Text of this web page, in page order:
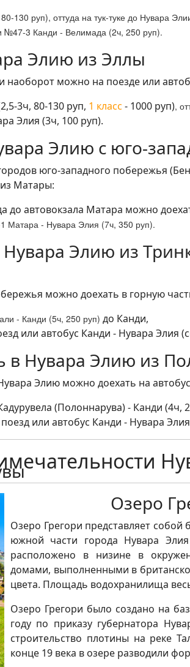
130 руп), оттуда на тук-туке до Нувара
№47-3 Канди - Велимада (2ч, 250 руп).
Элию из Эллы
наоборот можно на поезде или
3ч, 80-130 руп, 1 класс - 1000 руп),
Элия (3ч, 100 руп).
Элию с юго-
юго-западного побережья
Матары:
до автовокзала Матара можно
Матара - Нувара Элия (7ч, 350 руп).
Нувара Элию из
можно доехать в горную
- Канди (5ч, 250 руп) до Канди,
или автобус Канди - Нувара Элия
в Нувара Элию из
Элию можно доехать на
(Полоннарува) - Канди (4ч,
или автобус Канди - Нувара
Озеро
Озеро Грегори представляет
южной части города Нувара
расположено в низине в
домами, выполненными в
цвета. Площадь водохранилища
Озеро Грегори было создано на
году по приказу губернатора
строительство плотины на реке
конце 19 века в озере разводили